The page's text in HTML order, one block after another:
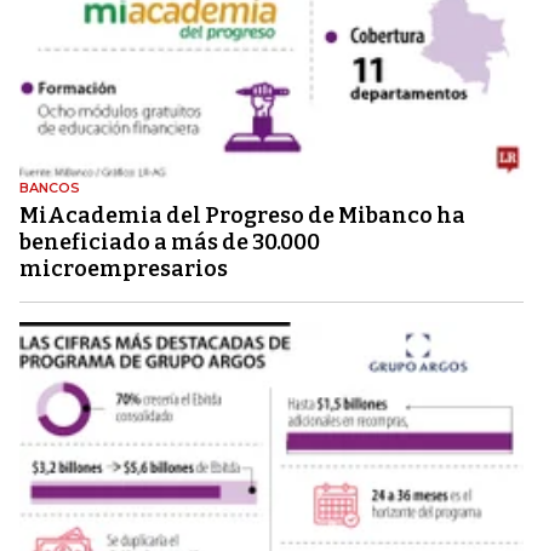
BANCOS
MiAcademia del Progreso de Mibanco ha
beneficiado a más de 30.000
microempresarios